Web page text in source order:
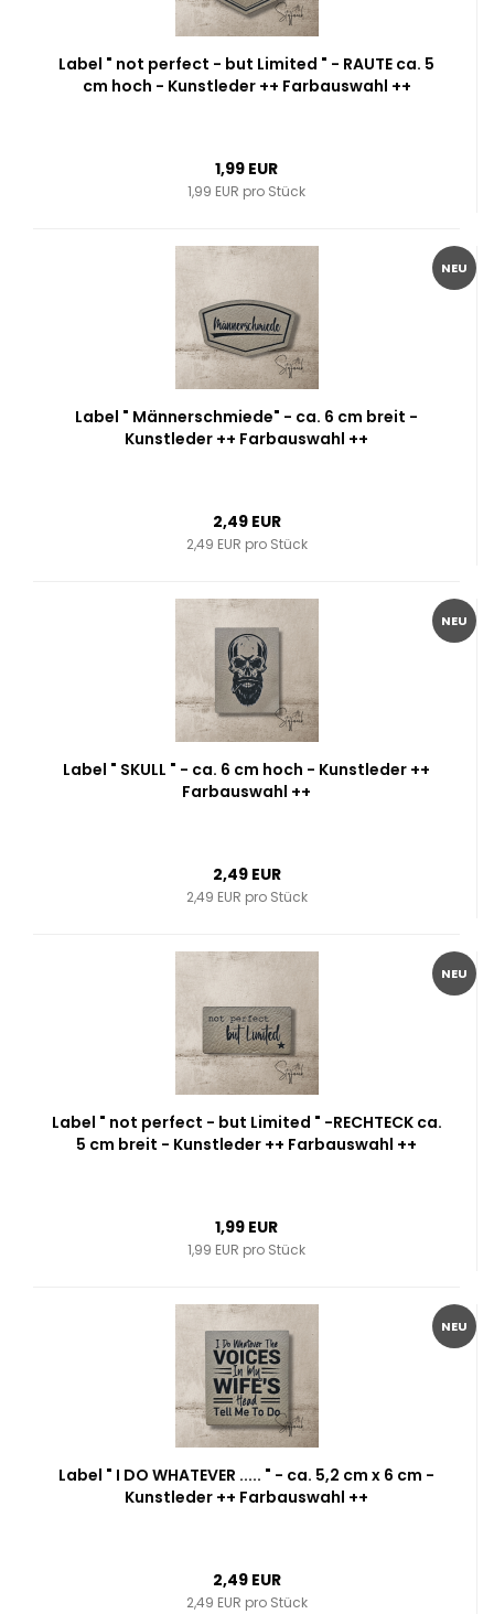
Label " not perfect - but Limited " - RAUTE ca. 5
cm hoch - Kunstleder ++ Farbauswahl ++
1,99 EUR
1,99 EUR pro Stück
NEU
Label " Männerschmiede" - ca. 6 cm breit -
Kunstleder ++ Farbauswahl ++
2,49 EUR
2,49 EUR pro Stück
NEU
Label " SKULL " - ca. 6 cm hoch - Kunstleder ++
Farbauswahl ++
2,49 EUR
2,49 EUR pro Stück
NEU
Label " not perfect - but Limited " -RECHTECK ca.
5 cm breit - Kunstleder ++ Farbauswahl ++
1,99 EUR
1,99 EUR pro Stück
NEU
Label " I DO WHATEVER ..... " - ca. 5,2 cm x 6 cm -
Kunstleder ++ Farbauswahl ++
2,49 EUR
2,49 EUR pro Stück